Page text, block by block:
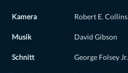
Kamera Robert E. Collins
Musik David Gibson
Schnitt George Folsey Jr.